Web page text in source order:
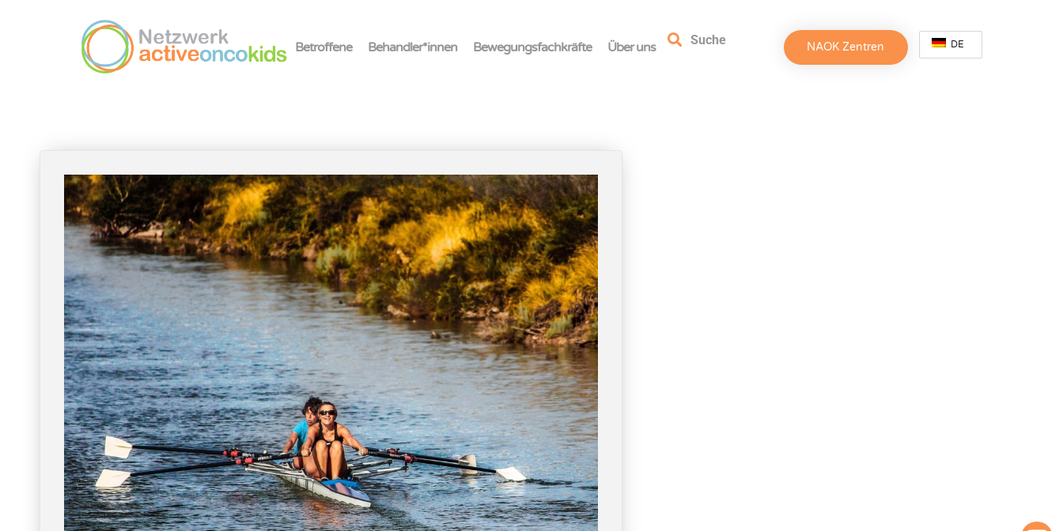
Betroffene Behandler*innen Bewegungsfachkräfte Über uns Suche NAOK Zentren DE